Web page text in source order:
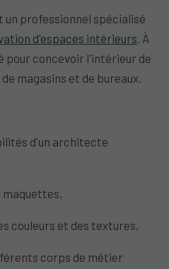
professionnel spécialisé
d'espaces intérieurs. À
pour concevoir l'intérieur de
magasins et de bureaux.
d'un architecte
maquettes,
couleurs et des textures,
corps de métier